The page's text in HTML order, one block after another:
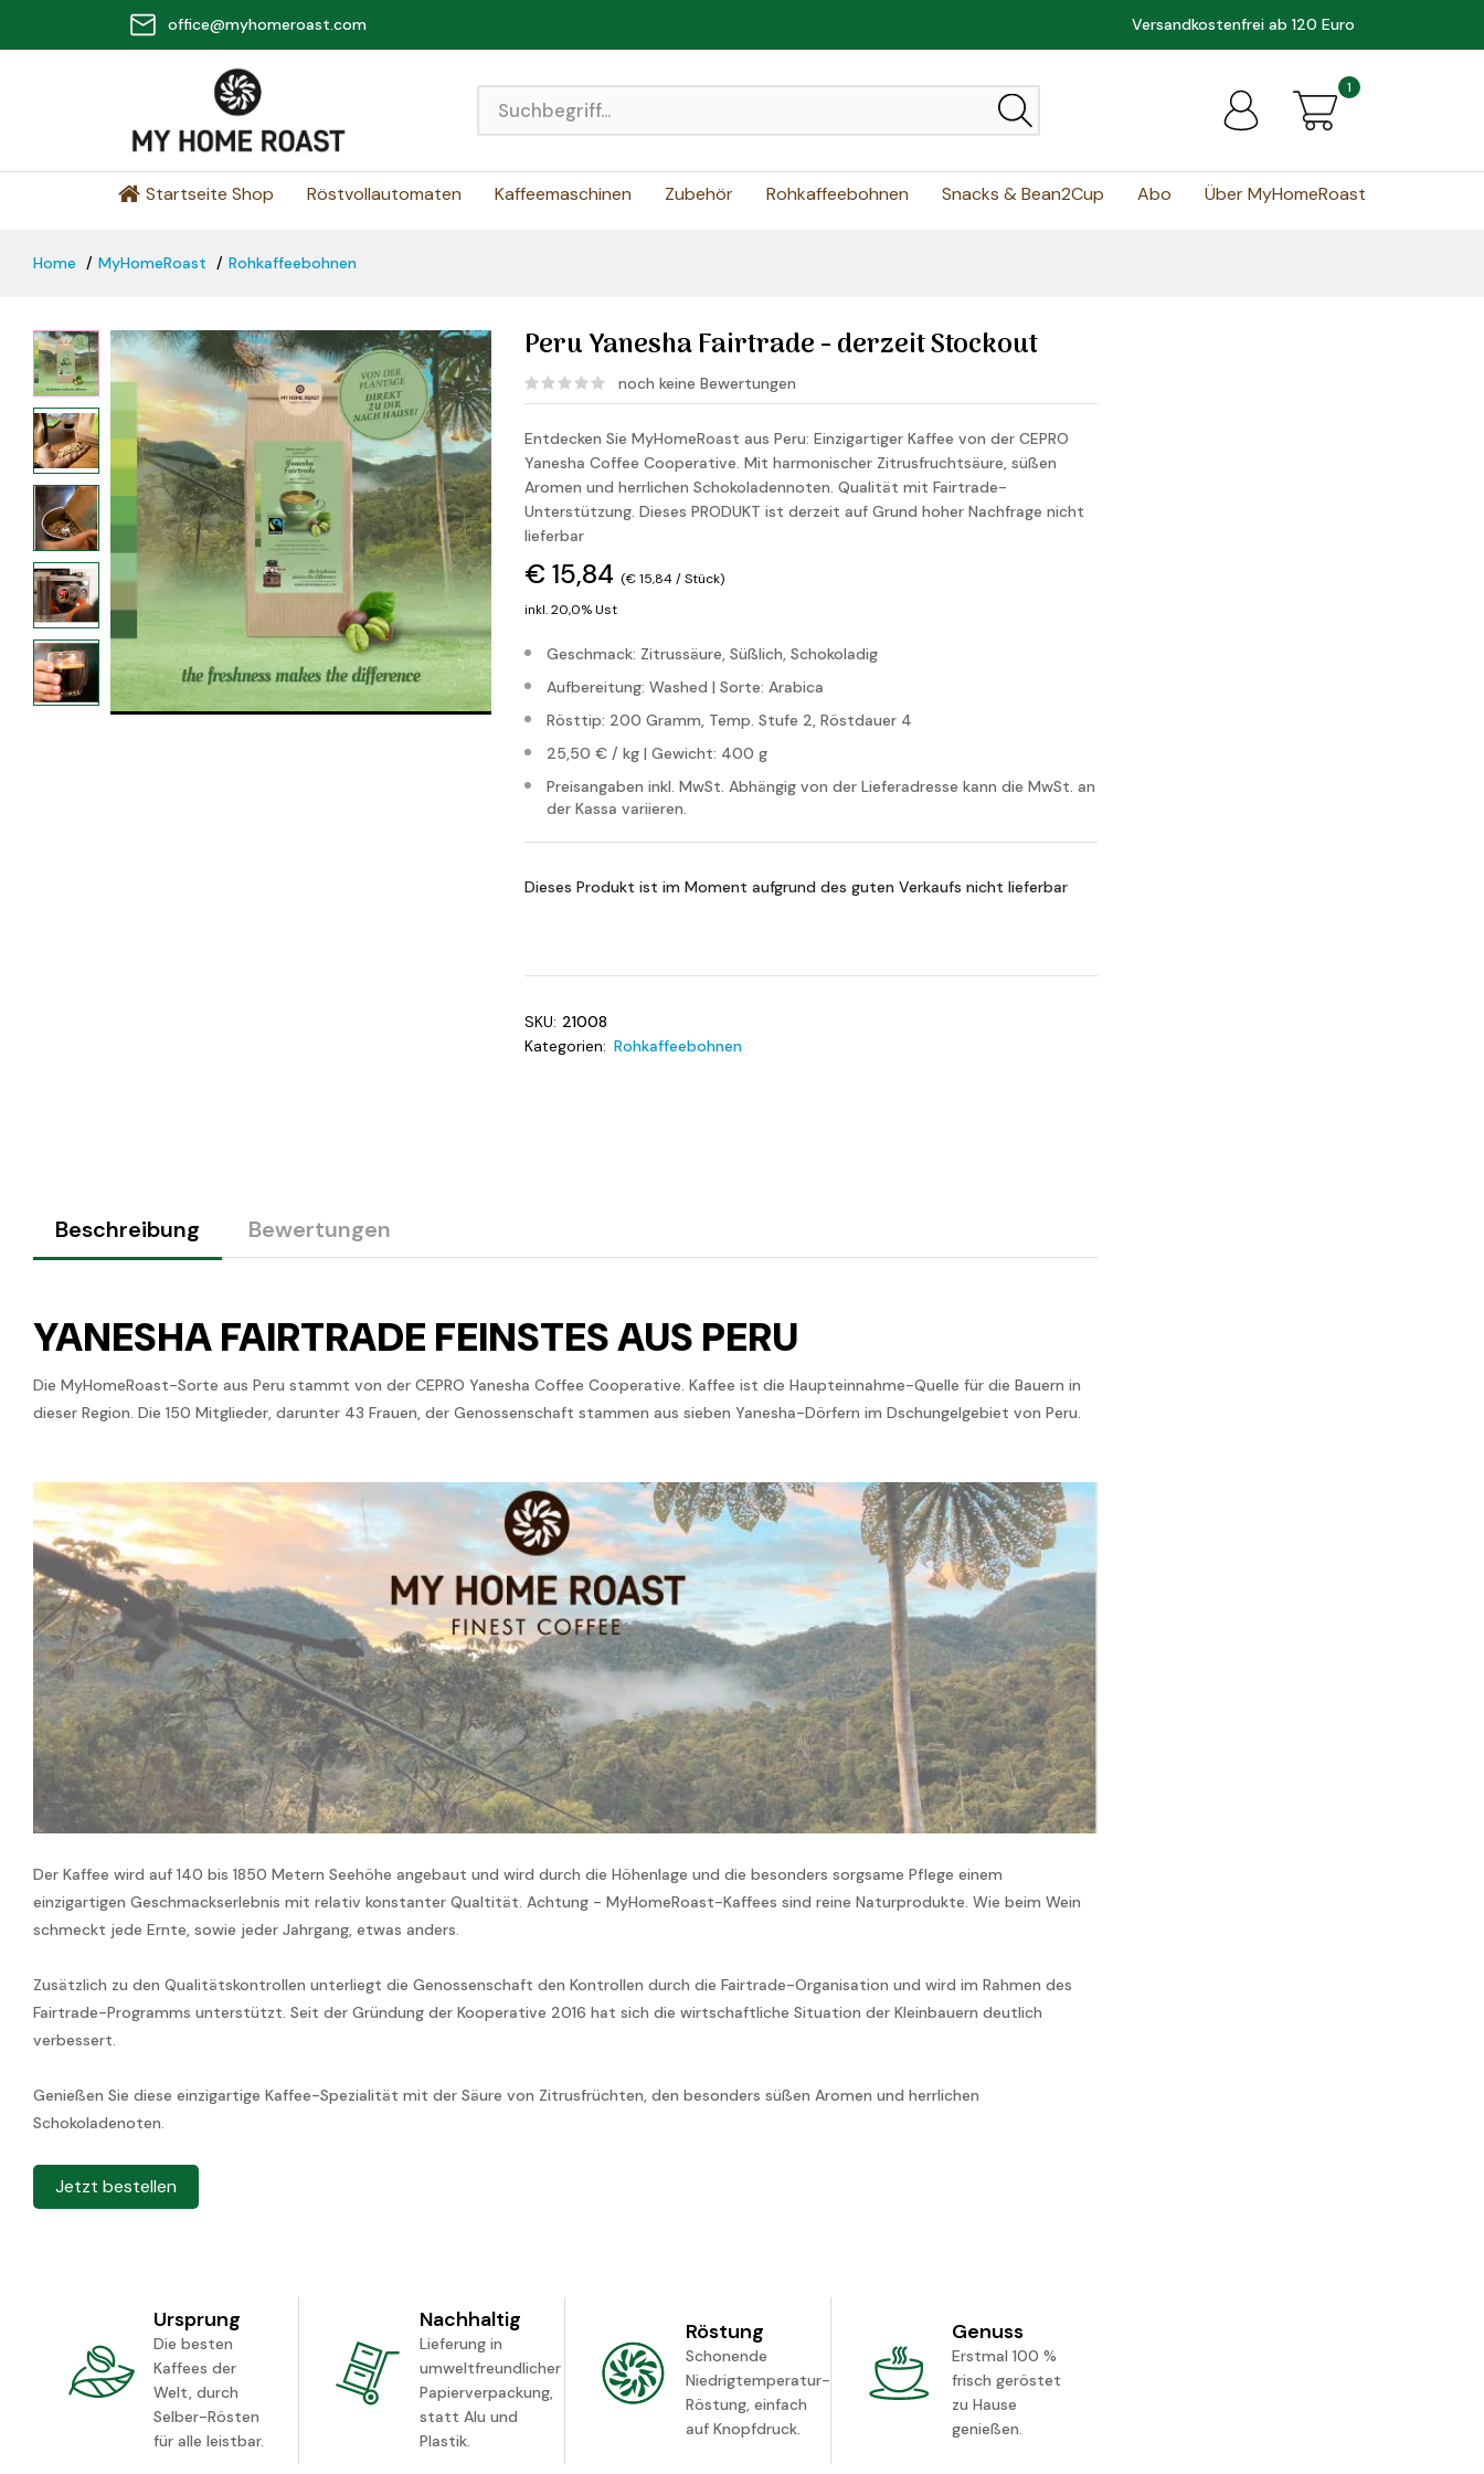
office@myhomeroast.com Versandkostenfrei ab 120 Euro
1
Startseite Shop Röstvollautomaten Kaffeemaschinen Zubehör Rohkaffeebohnen Snacks & Bean2Cup Abo Über MyHomeRoast
Home MyHomeRoast Rohkaffeebohnen
Peru Yanesha Fairtrade - derzeit Stockout
noch keine Bewertungen
Entdecken Sie MyHomeRoast aus Peru: Einzigartiger Kaffee von der CEPRO
Yanesha Coffee Cooperative. Mit harmonischer Zitrusfruchtsäure, süßen
Aromen und herrlichen Schokoladennoten. Qualität mit Fairtrade-
Unterstützung. Dieses PRODUKT ist derzeit auf Grund hoher Nachfrage nicht
lieferbar
€ 15,84 (€ 15,84 / Stück)
inkl. 20,0% Ust
Geschmack: Zitrussäure, Süßlich, Schokoladig
Aufbereitung: Washed | Sorte: Arabica
Rösttip: 200 Gramm, Temp. Stufe 2, Röstdauer 4
25,50 € / kg | Gewicht: 400 g
Preisangaben inkl. MwSt. Abhängig von der Lieferadresse kann die MwSt. an
der Kassa variieren.
Dieses Produkt ist im Moment aufgrund des guten Verkaufs nicht lieferbar
SKU: 21008
Kategorien: Rohkaffeebohnen
Beschreibung Bewertungen
YANESHA FAIRTRADE FEINSTES AUS PERU
Die MyHomeRoast-Sorte aus Peru stammt von der CEPRO Yanesha Coffee Cooperative. Kaffee ist die Haupteinnahme-Quelle für die Bauern in
dieser Region. Die 150 Mitglieder, darunter 43 Frauen, der Genossenschaft stammen aus sieben Yanesha-Dörfern im Dschungelgebiet von Peru.
Der Kaffee wird auf 140 bis 1850 Metern Seehöhe angebaut und wird durch die Höhenlage und die besonders sorgsame Pflege einem
einzigartigen Geschmackserlebnis mit relativ konstanter Qualtität. Achtung - MyHomeRoast-Kaffees sind reine Naturprodukte. Wie beim Wein
schmeckt jede Ernte, sowie jeder Jahrgang, etwas anders.
Zusätzlich zu den Qualitätskontrollen unterliegt die Genossenschaft den Kontrollen durch die Fairtrade-Organisation und wird im Rahmen des
Fairtrade-Programms unterstützt. Seit der Gründung der Kooperative 2016 hat sich die wirtschaftliche Situation der Kleinbauern deutlich
verbessert.
Genießen Sie diese einzigartige Kaffee-Spezialität mit der Säure von Zitrusfrüchten, den besonders süßen Aromen und herrlichen
Schokoladenoten.
Jetzt bestellen
Ursprung
Die besten
Kaffees der
Welt, durch
Selber-Rösten
für alle leistbar.
Nachhaltig
Lieferung in
umweltfreundlicher
Papierverpackung,
statt Alu und
Plastik.
Röstung
Schonende
Niedrigtemperatur-
Röstung, einfach
auf Knopfdruck.
Genuss
Erstmal 100 %
frisch geröstet
zu Hause
genießen.